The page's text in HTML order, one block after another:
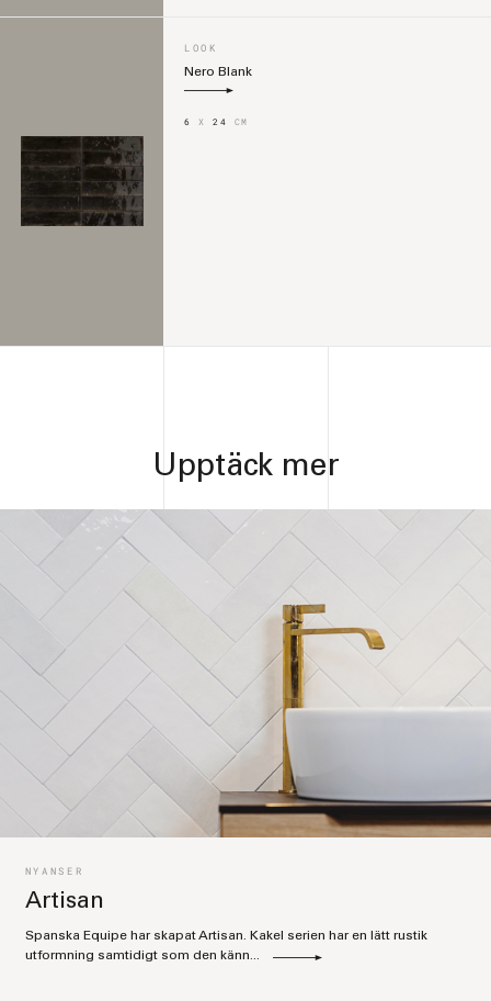
LOOK
Nero Blank
6X 24 CM
Upptäck mer
NYANSER
Artisan
Spanska Equipe har skapat Artisan. Kakel serien har en lätt rustik
utformning samtidigt som den känn...